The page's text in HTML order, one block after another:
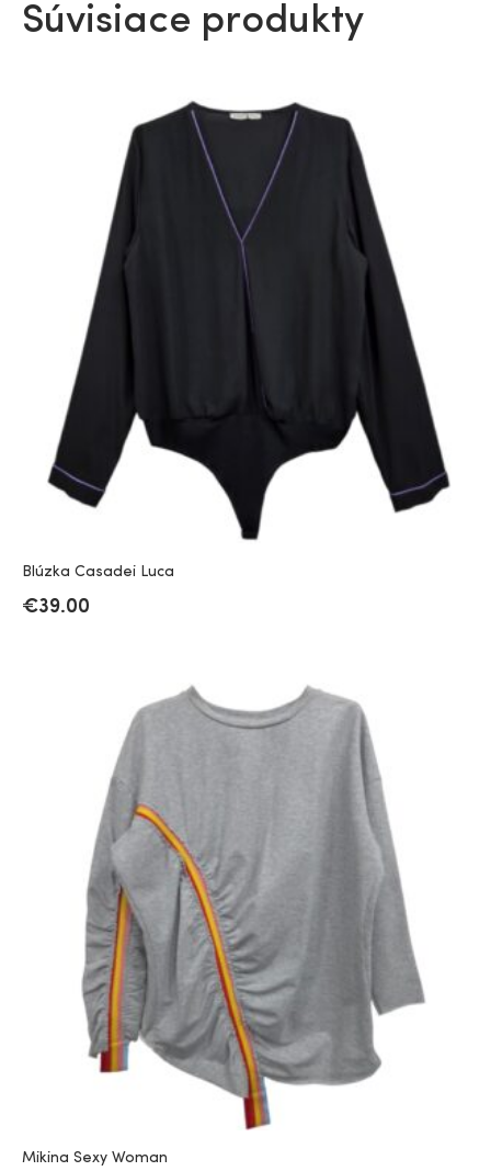
Súvisiace produkty
Blúzka Casadei Luca
€39.00
Mikina Sexy Woman